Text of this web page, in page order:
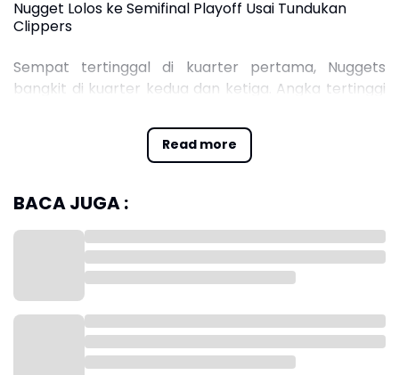
Read more
Nugget Lolos ke Semifinal Playoff Usai Tundukan
Clippers
Sempat tertinggal di kuarter pertama, Nuggets
bangkit di kuarter kedua dan ketiga. Angka tertinggi
mengemas 22 poin, 4 rebound, dan 5 assist.
Lalu Christian Braun yang mencetak 21 poin, 5
rebound, dan 4 assist. Nikola Jokic mengemas double
double dengan 16 poin, 10 rebound, dan 8 assist,
Jamal Murray dengan 16 poin, 5 rebound, dan 2
BACA JUGA :